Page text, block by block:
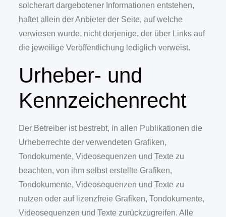
solcherart dargebotener Informationen entstehen,
haftet allein der Anbieter der Seite, auf welche
verwiesen wurde, nicht derjenige, der über Links auf
die jeweilige Veröffentlichung lediglich verweist.
Urheber- und
Kennzeichenrecht
Der Betreiber ist bestrebt, in allen Publikationen die
Urheberrechte der verwendeten Grafiken,
Tondokumente, Videosequenzen und Texte zu
beachten, von ihm selbst erstellte Grafiken,
Tondokumente, Videosequenzen und Texte zu
nutzen oder auf lizenzfreie Grafiken, Tondokumente,
Videosequenzen und Texte zurückzugreifen. Alle